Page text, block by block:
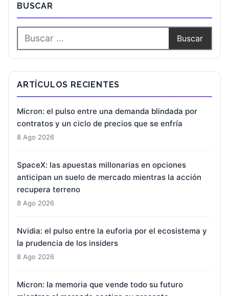
BUSCAR
ARTÍCULOS RECIENTES
Micron: el pulso entre una demanda blindada por
contratos y un ciclo de precios que se enfría
8 Ago 2026
SpaceX: las apuestas millonarias en opciones
anticipan un suelo de mercado mientras la acción
recupera terreno
8 Ago 2026
Nvidia: el pulso entre la euforia por el ecosistema y
la prudencia de los insiders
8 Ago 2026
Micron: la memoria que vende todo su futuro